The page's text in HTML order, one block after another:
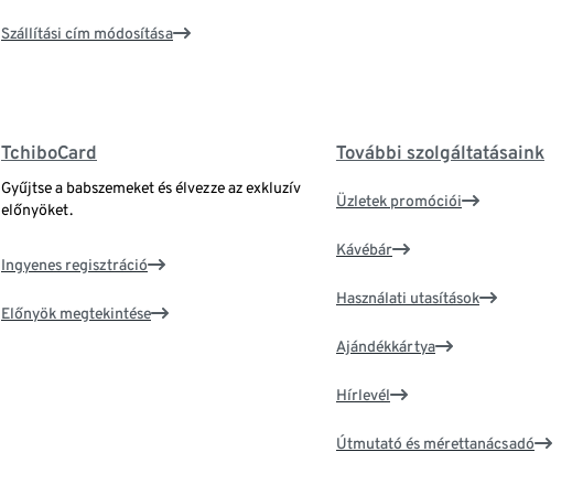
Szállítási cím módosítása
TchiboCard
Gyűjtse a babszemeket és élvezze az exkluzív
előnyöket.
Ingyenes regisztráció
Előnyök megtekintése
További szolgáltatásaink
Üzletek promóciói
Kávébár
Használati utasítások
Ajándékkártya
Hírlevél
Útmutató és mérettanácsadó